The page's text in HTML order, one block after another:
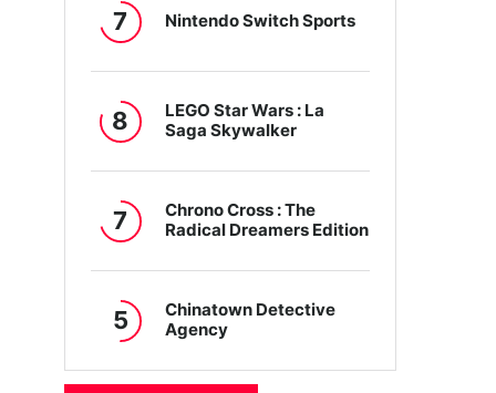
7 Nintendo Switch Sports
8
LEGO Star Wars : La
Saga Skywalker
7
Chrono Cross : The
Radical Dreamers Edition
5
Chinatown Detective
Agency